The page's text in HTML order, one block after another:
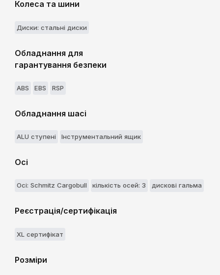
Колеса та шини
Диски: стальні диски
Обладнання для
гарантування безпеки
ABS EBS RSP
Обладнання шасі
ALU ступені Інструментальний ящик
Осі
Осі: Schmitz Cargobull кількість осей: 3 дискові гальма
Реєстрація/сертифікація
XL сертифікат
Розміри